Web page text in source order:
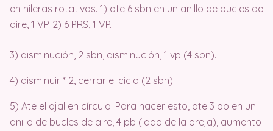
en hileras rotativas. 1) ate 6 sbn en un anillo de bucles de
aire, 1 VP. 2) 6 PRS, 1 VP.
3) disminución, 2 sbn, disminución, 1 vp (4 sbn).
4) disminuir * 2, cerrar el ciclo (2 sbn).
5) Ate el ojal en círculo. Para hacer esto, ate 3 pb en un
anillo de bucles de aire, 4 pb (lado de la oreja), aumento